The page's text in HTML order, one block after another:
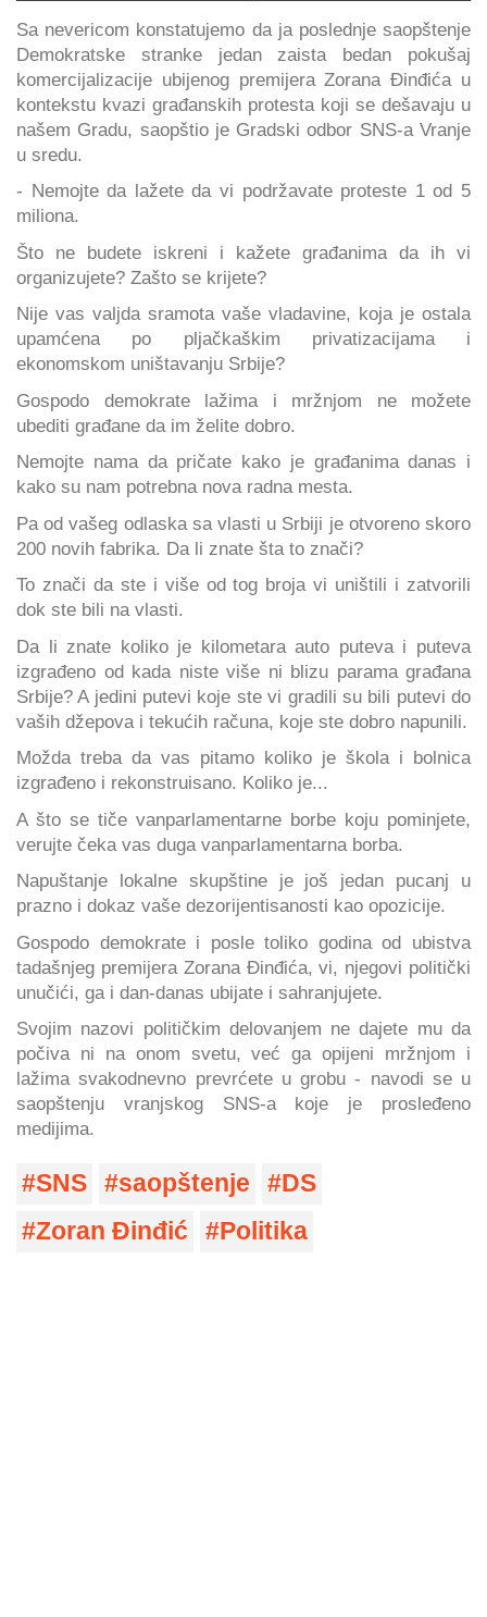
Sa nevericom konstatujemo da ja poslednje saopštenje
Demokratske stranke jedan zaista bedan pokušaj
komercijalizacije ubijenog premijera Zorana Đinđića u
kontekstu kvazi građanskih protesta koji se dešavaju u
našem Gradu, saopštio je Gradski odbor SNS-a Vranje
u sredu.
- Nemojte da lažete da vi podržavate proteste 1 od 5
miliona.
Što ne budete iskreni i kažete građanima da ih vi
organizujete? Zašto se krijete?
Nije vas valjda sramota vaše vladavine, koja je ostala
upamćena po pljačkaškim privatizacijama i
ekonomskom uništavanju Srbije?
Gospodo demokrate lažima i mržnjom ne možete
ubediti građane da im želite dobro.
Nemojte nama da pričate kako je građanima danas i
kako su nam potrebna nova radna mesta.
Pa od vašeg odlaska sa vlasti u Srbiji je otvoreno skoro
200 novih fabrika. Da li znate šta to znači?
To znači da ste i više od tog broja vi uništili i zatvorili
dok ste bili na vlasti.
Da li znate koliko je kilometara auto puteva i puteva
izgrađeno od kada niste više ni blizu parama građana
Srbije? A jedini putevi koje ste vi gradili su bili putevi do
vaših džepova i tekućih računa, koje ste dobro napunili.
Možda treba da vas pitamo koliko je škola i bolnica
izgrađeno i rekonstruisano. Koliko je...
A što se tiče vanparlamentarne borbe koju pominjete,
verujte čeka vas duga vanparlamentarna borba.
Napuštanje lokalne skupštine je još jedan pucanj u
prazno i dokaz vaše dezorijentisanosti kao opozicije.
Gospodo demokrate i posle toliko godina od ubistva
tadašnjeg premijera Zorana Đinđića, vi, njegovi politički
unučići, ga i dan-danas ubijate i sahranjujete.
Svojim nazovi političkim delovanjem ne dajete mu da
počiva ni na onom svetu, već ga opijeni mržnjom i
lažima svakodnevno prevrćete u grobu - navodi se u
saopštenju vranjskog SNS-a koje je prosleđeno
medijima.
SNS saopštenje
DS
Zoran Đinđić
Politika